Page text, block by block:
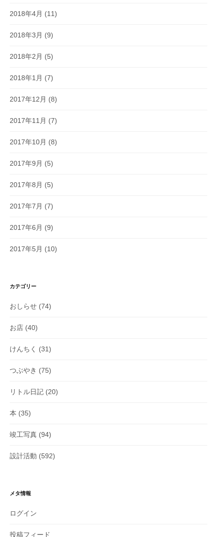
2018年4月 (11)
2018年3月 (9)
2018年2月 (5)
2018年1月 (7)
2017年12月 (8)
2017年11月 (7)
2017年10月 (8)
2017年9月 (5)
2017年8月 (5)
2017年7月 (7)
2017年6月 (9)
2017年5月 (10)
カテゴリー
おしらせ (74)
お店 (40)
けんちく (31)
つぶやき (75)
リトル日記 (20)
本 (35)
竣工写真 (94)
設計活動 (592)
メタ情報
ログイン
投稿フィード